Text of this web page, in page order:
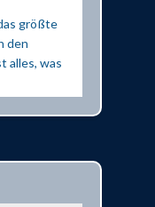
größte
den
alles, was